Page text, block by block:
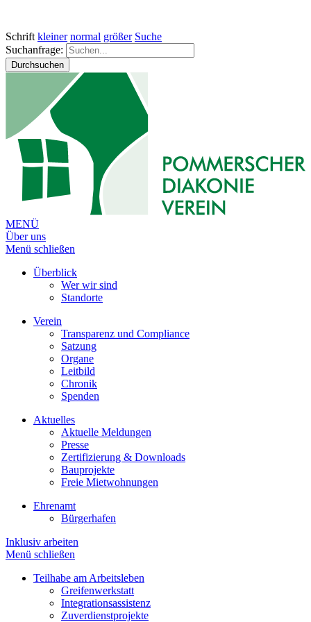
Schrift kleiner normal größer Suche
Suchanfrage:
Durchsuchen
MENÜ
Über uns
Menü schließen
Überblick
Wer wir sind
Standorte
Verein
Transparenz und Compliance
Satzung
Organe
Leitbild
Chronik
Spenden
Aktuelles
Aktuelle Meldungen
Presse
Zertifizierung & Downloads
Bauprojekte
Freie Mietwohnungen
Ehrenamt
Bürgerhafen
Inklusiv arbeiten
Menü schließen
Teilhabe am Arbeitsleben
Greifenwerkstatt
Integrationsassistenz
Zuverdienstprojekte